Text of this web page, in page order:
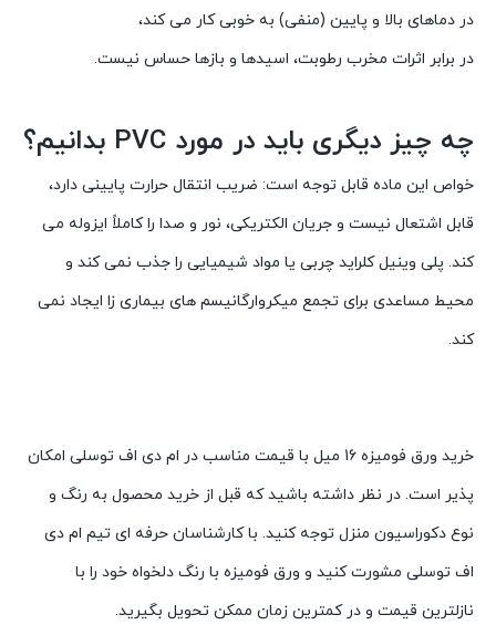
در دماهای بالا و پایین (منفی) به خوبی کار می کند،
در برابر اثرات مخرب رطوبت، اسیدها و بازها حساس نیست.
چه چیز دیگری باید در مورد PVC بدانیم؟
خواص این ماده قابل توجه است: ضریب انتقال حرارت پایینی دارد،
قابل اشتعال نیست و جریان الکتریکی، نور و صدا را کاملاً ایزوله می
کند. پلی وینیل کلراید چربی یا مواد شیمیایی را جذب نمی کند و
محیط مساعدی برای تجمع میکروارگانیسم های بیماری زا ایجاد نمی
کند.
خرید ورق فومیزه 16 میل با قیمت مناسب در ام دی اف توسلی امکان
پذیر است. در نظر داشته باشید که قبل از خرید محصول به رنگ و
نوع دکوراسیون منزل توجه کنید. با کارشناسان حرفه ای تیم ام دی
اف توسلی مشورت کنید و ورق فومیزه با رنگ دلخواه خود را با
نازلترین قیمت و در کمترین زمان ممکن تحویل بگیرید.